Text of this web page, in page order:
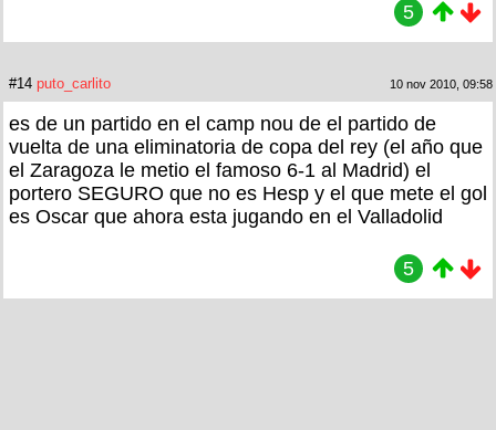
5
#14 puto_carlito 10 nov 2010, 09:58
es de un partido en el camp nou de el partido de
vuelta de una eliminatoria de copa del rey (el año que
el Zaragoza le metio el famoso 6-1 al Madrid) el
portero SEGURO que no es Hesp y el que mete el gol
es Oscar que ahora esta jugando en el Valladolid
5